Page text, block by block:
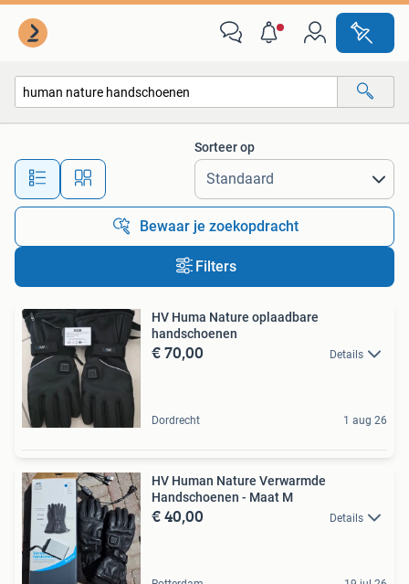
Alle afstanden…
Sorteer op
Bewaar je zoekopdracht
Filters
HV Huma Nature oplaadbare
handschoenen
€ 70,00 Details
Dordrecht 1 aug 26
HV Human Nature Verwarmde
Handschoenen - Maat M
€ 40,00 Details